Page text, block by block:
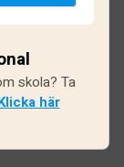
21
skola? Ta
här